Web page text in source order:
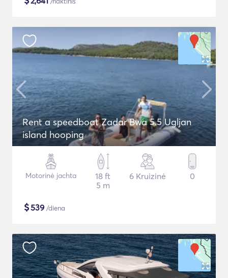
Rent a speedboat Zadar Bwa 5.5 Ugljan
island hooping
Motorinė jachta
18 ft
5 m
6 Kruizinė 0
$539 /diena